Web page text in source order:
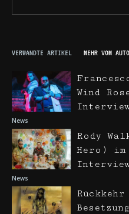
VERWANDTE ARTIKEL MEHR VOM
News
Wind
News
Rody
Hero) im